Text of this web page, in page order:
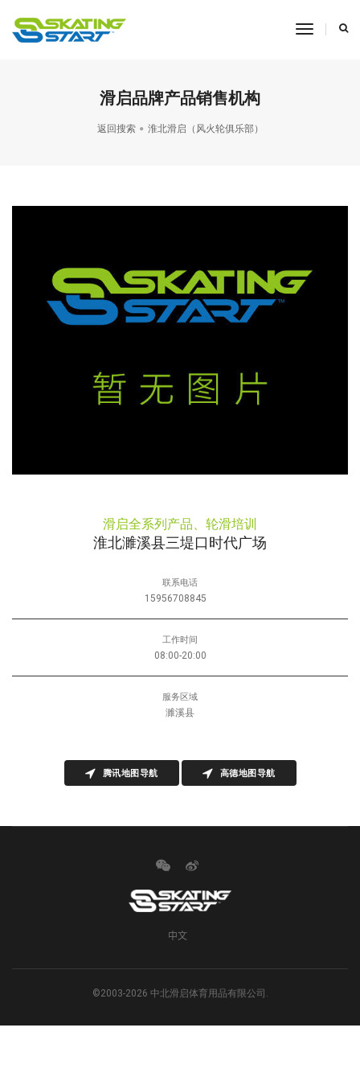
toggle
滑启品牌产品销售机构
返回搜索 淮北滑启（风火轮俱乐部）
滑启全系列产品、轮滑培训
淮北濉溪县三堤口时代广场
联系电话
15956708845
工作时间
08:00-20:00
服务区域
濉溪县
腾讯地图导航 高德地图导航
中文
©2003-2026 中北滑启体育用品有限公司.